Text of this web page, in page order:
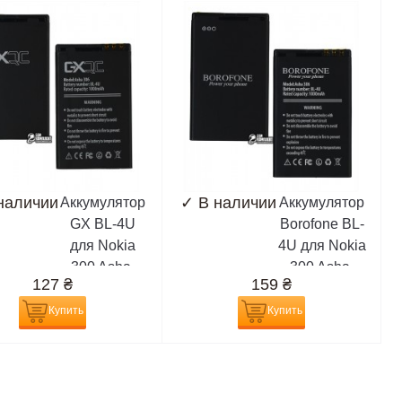
Аккумулятор
GX BL-4U
для Nokia
300 Asha,
305 Asha,
308 Asha,
311 Asha,
127₴
Купить
✓ В наличии Аккумулятор
Borofone BL-
4U для Nokia
300 Asha,
305 Asha,
308 Asha,
311 Asha,
159₴
Купить